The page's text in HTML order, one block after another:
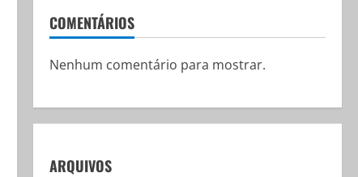
COMENTÁRIOS
Nenhum comentário para mostrar.
ARQUIVOS